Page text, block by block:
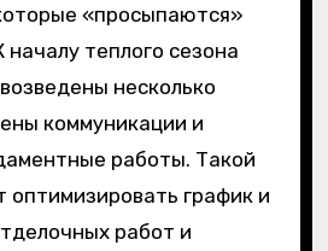
«просыпаются»
началу теплого сезона
несколько
коммуникации и
работы. Такой
оптимизировать график и
работ и